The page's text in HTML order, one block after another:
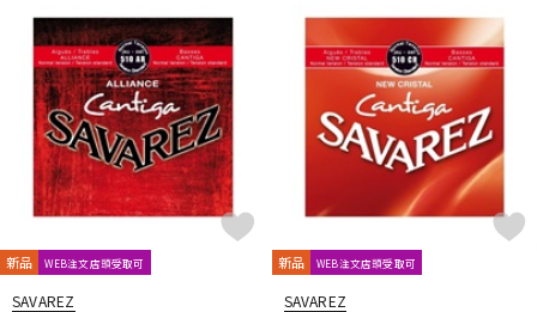
新品 WEB注文店頭受取可
SAVAREZ
新品 WEB注文店頭受取可
SAVAREZ